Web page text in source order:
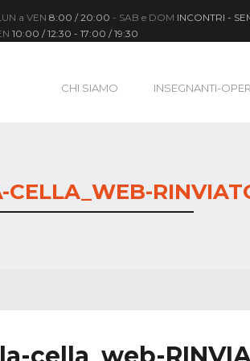
a VEN 8:00 / 20:00 - SAB e DOM INCONTRI -
10:00 / 12:30 - 17:00 / 19:30
CHI SIAMO INSEGNANTI-
CELLA_WEB-